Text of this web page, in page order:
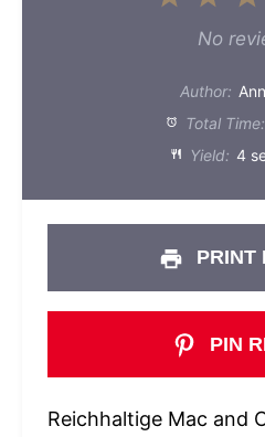
Star
No
Author:
Total Time:
Yield: 4
PRINT
PIN
Reichhaltige Mac and